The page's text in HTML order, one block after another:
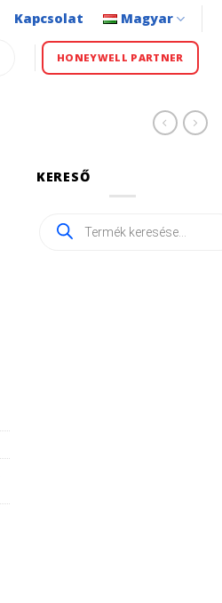
Kapcsolat Magyar
HONEYWELL PARTNER
KERESŐ
Products
search